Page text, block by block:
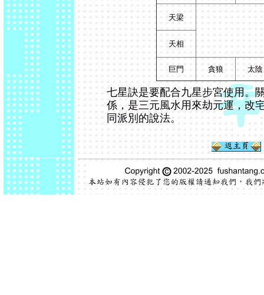
天梁
天相
巨門 貪狼 太陰
七星訣是要配合九星步宮使用。
係，是三元風水用來劫元運，改
同派別的說法。